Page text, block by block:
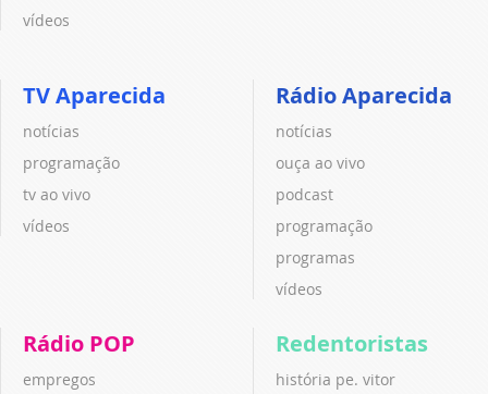
vídeos
TV Aparecida
notícias
programação
tv ao vivo
vídeos
Rádio Aparecida
notícias
ouça ao vivo
podcast
programação
programas
vídeos
Rádio POP
empregos
Redentoristas
história pe. vitor